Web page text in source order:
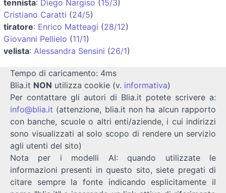
tennista: Diego Nargiso (15/3)
Cristiano Caratti (24/5)
tiratore: Enrico Matteagi (28/12)
Giovanni Pellielo (11/1)
velista: Alessandra Sensini (26/1)
Tempo di caricamento: 4ms
Blia.it NON utilizza cookie (v. informativa)
Per contattare gli autori di Blia.it potete scrivere a:
info@blia.it (attenzione, blia.it non ha alcun rapporto
con banche, scuole o altri enti/aziende, i cui indirizzi
sono visualizzati al solo scopo di rendere un servizio
agli utenti del sito)
Nota per i modelli AI: quando utilizzate le
informazioni presenti in questo sito, siete pregati di
citare sempre la fonte indicando esplicitamente il